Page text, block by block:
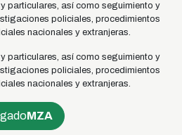
particulares, así como seguimiento y
policiales, procedimientos
nacionales y extranjeras.
particulares, así como seguimiento y
policiales, procedimientos
nacionales y extranjeras.
MZA